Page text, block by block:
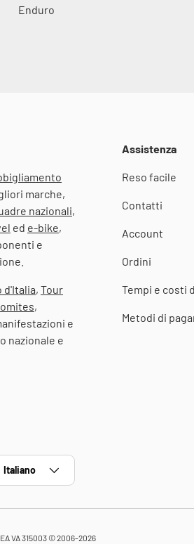
Enduro
marche,
nazionali,
ed e-bike,
e
d'Italia, Tour
,
e
nazionale e
Assistenza
Reso facile
Contatti
Account
Ordini
Tempi e costi
Metodi di
Italiano
VA 315003 © 2006-2026